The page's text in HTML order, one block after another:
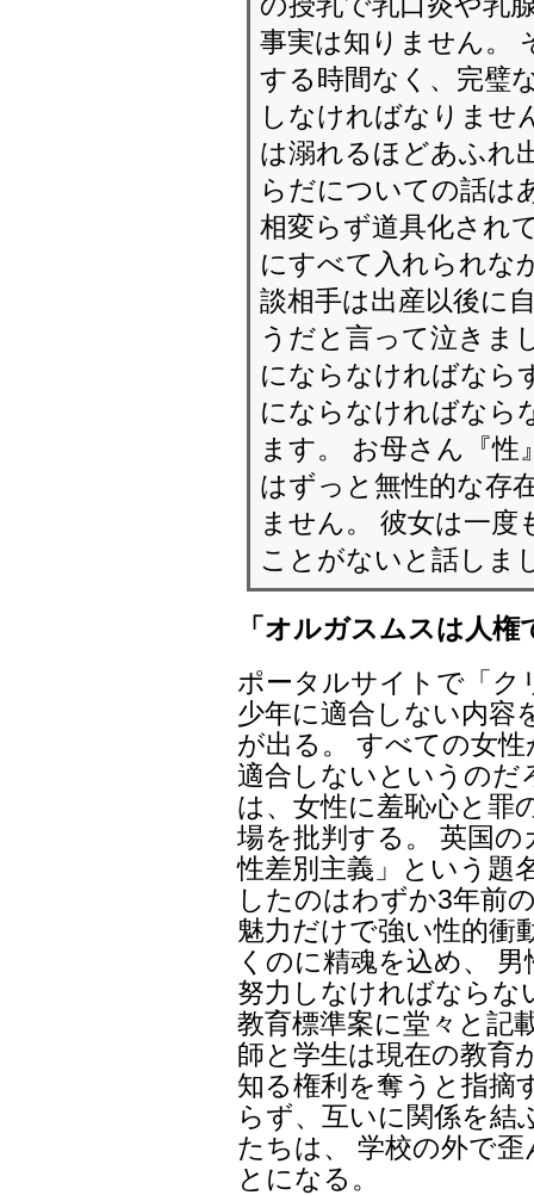
事実は知りません。
する時間なく、完璧
しなければなりませ
は溺れるほどあふれ
らだについての話は
相変らず道具化され
にすべて入れられな
談相手は出産以後に
うだと言って泣きま
にならなければなら
にならなければなら
ます。 お母さん『
はずっと無性的な存
ません。 彼女は一度
ことがないと話しま
「オルガスムスは人権
ポータルサイトで「ク
少年に適合しない内容
が出る。 すべての女
適合しないというのだ
は、女性に羞恥心と罪
場を批判する。 英国
性差別主義」という題
したのはわずか3年前
魅力だけで強い性的衝
くのに精魂を込め、
努力しなければならな
教育標準案に堂々と記
師と学生は現在の教育
知る権利を奪うと指摘
らず、互いに関係を結
たちは、 学校の外で
とになる。